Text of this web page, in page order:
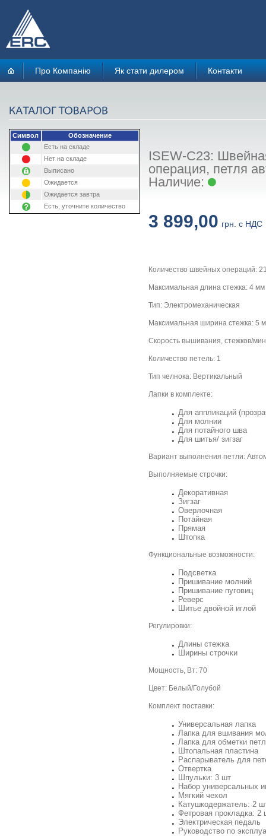
Про Компанію Як стати дилером Контакти
Символ
Обозначение
Есть на складе
Нет на складе
Выписано
Ожидается
Ожидается завтра
Есть, уточните количество
ISEW-C23:
операция, петля
Наличие:
3 899,00 грн. с НДС
Количество швейных операций:
Максимальная длина стежка: 4 мм
Тип: Электромеханическая
Максимальная ширина стежка: 5
Скорость вышивания, стежков/
Количество петель: 1
Тип челнока: Вертикальный
Лапки в комплекте:
Для аппликаций
Для молнии
Для потайного шва
Для шитья/ зигзаг
Вариант выполнения петли:
Выполняемые строчки:
Декоративная
Зигзаг
Оверлочная
Потайная
Прямая
Штопка
Функциональные возможности:
Подсветка
Пришивание молний
Пришивание пуговиц
Реверс
Шитье двойной иглой
Регулировки:
Длины стежка
Ширины строчки
Мощность, Вт: 70
Цвет: Белый/Голубой
Комплект поставки:
Универсальная лапка
Лапка для вшивания
Лапка для обметки
Штопальная пластина
Распарыватель для
Отвертка
Шпульки: 3 шт
Набор универсальных
Мягкий чехол
Катушкодержатель: 2
Фетровая прокладка: 2
Электрическая педаль
Руководство по